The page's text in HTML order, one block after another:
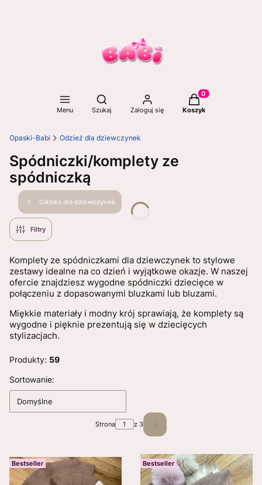
Menu
Otwórz wyszukiwarkę
Szukaj Zaloguj się
Produkty w
Koszyk
Opaski-Babi Odzież dla dziewczynek
Spódniczki/komplety ze
spódniczką
Odzież dla dziewczynek
Filtry
Komplety ze spódniczkami dla dziewczynek to stylowe
zestawy idealne na co dzień i wyjątkowe okazje. W naszej
ofercie znajdziesz wygodne spódniczki dziecięce w
połączeniu z dopasowanymi bluzkami lub bluzami.
Miękkie materiały i modny krój sprawiają, że komplety są
wygodne i pięknie prezentują się w dziecięcych
stylizacjach.
Produkty: 59
Lista produktów
Sortowanie:
Domyślne
Strona z 3 Następne produkty
Bestseller Bestseller